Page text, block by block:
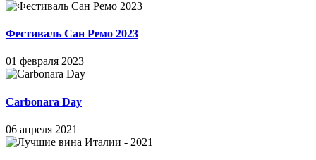
Фестиваль Сан Ремо 2023
01 февраля 2023
Carbonara Day
06 апреля 2021